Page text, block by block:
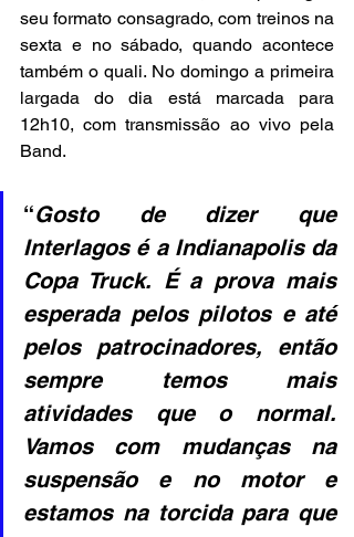
seu formato consagrado, com treinos na
sexta e no sábado, quando acontece
também o quali. No domingo a primeira
largada do dia está marcada para
12h10, com transmissão ao vivo pela
Band.
“Gosto de dizer que
Interlagos é a Indianapolis da
Copa Truck. É a prova mais
esperada pelos pilotos e até
pelos patrocinadores, então
sempre temos mais
atividades que o normal.
Vamos com mudanças na
suspensão e no motor e
estamos na torcida para que